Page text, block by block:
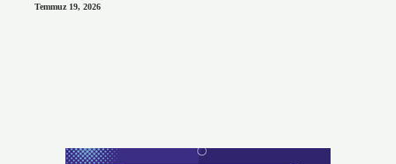
Temmuz 19, 2026